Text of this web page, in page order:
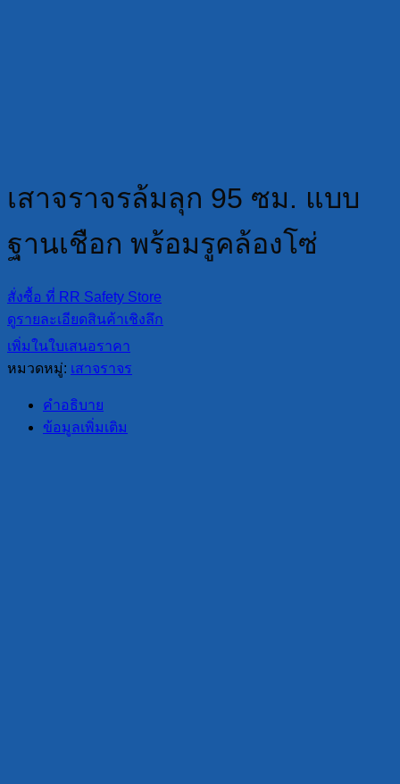
เสาจราจรล้มลุก 95 ซม. แบบ
ฐานเชือก พร้อมรูคล้องโซ่
สั่งซื้อ ที่ RR Safety Store
ดูรายละเอียดสินค้าเชิงลึก
เพิ่มในใบเสนอราคา
หมวดหมู่: เสาจราจร
คำอธิบาย
ข้อมูลเพิ่มเติม